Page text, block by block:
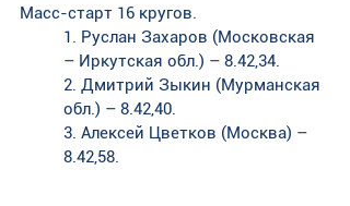
Масс-старт 16 кругов.
1. Руслан Захаров (Московская
– Иркутская обл.) – 8.42,34.
2. Дмитрий Зыкин (Мурманская
обл.) – 8.42,40.
3. Алексей Цветков (Москва) –
8.42,58.